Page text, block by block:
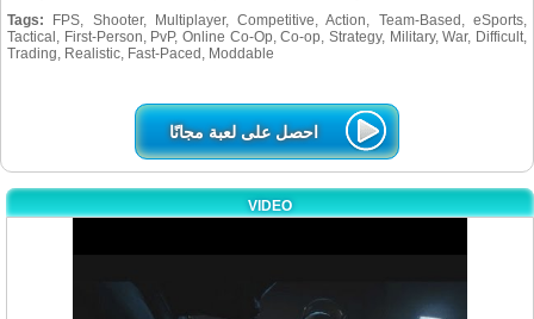
Tags: FPS, Shooter, Multiplayer, Competitive, Action, Team-Based, eSports,
Tactical, First-Person, PvP, Online Co-Op, Co-op, Strategy, Military, War, Difficult,
Trading, Realistic, Fast-Paced, Moddable
احصل على لعبة مجانًا
VIDEO